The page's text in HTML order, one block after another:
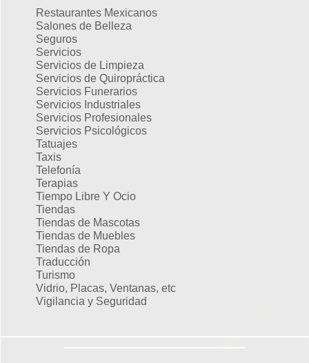
Restaurantes Mexicanos
Salones de Belleza
Seguros
Servicios
Servicios de Limpieza
Servicios de Quiropráctica
Servicios Funerarios
Servicios Industriales
Servicios Profesionales
Servicios Psicológicos
Tatuajes
Taxis
Telefonía
Terapias
Tiempo Libre Y Ocio
Tiendas
Tiendas de Mascotas
Tiendas de Muebles
Tiendas de Ropa
Traducción
Turismo
Vidrio, Placas, Ventanas, etc
Vigilancia y Seguridad